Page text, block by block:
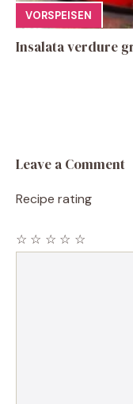
VORSPEISEN
Insalata verdure
Leave a Comment
Recipe rating
☆
☆
☆
☆
☆